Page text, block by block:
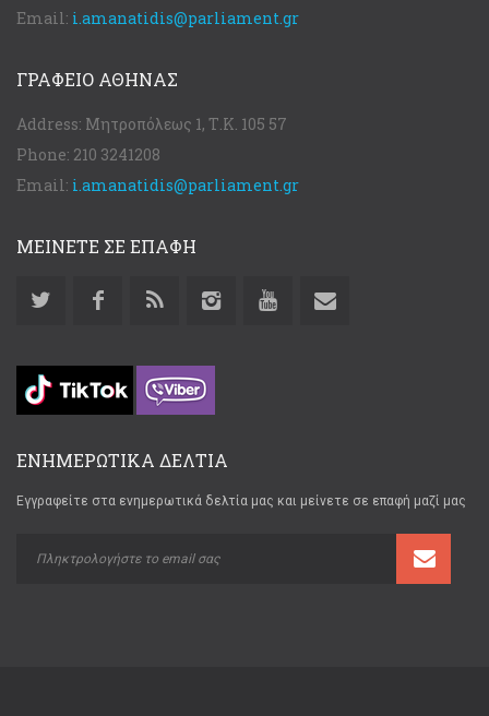
Email: i.amanatidis@parliament.gr
ΓΡΑΦΕΊΟ ΑΘΉΝΑΣ
Address: Μητροπόλεως 1, Τ.Κ. 105 57
Phone: 210 3241208
Email: i.amanatidis@parliament.gr
ΜΕΙΝΕΤΕ ΣΕ ΕΠΑΦΗ
ΕΝΗΜΕΡΩΤΙΚΑ ΔΕΛΤΙΑ
Εγγραφείτε στα ενημερωτικά δελτία μας και μείνετε σε επαφή μαζί μας